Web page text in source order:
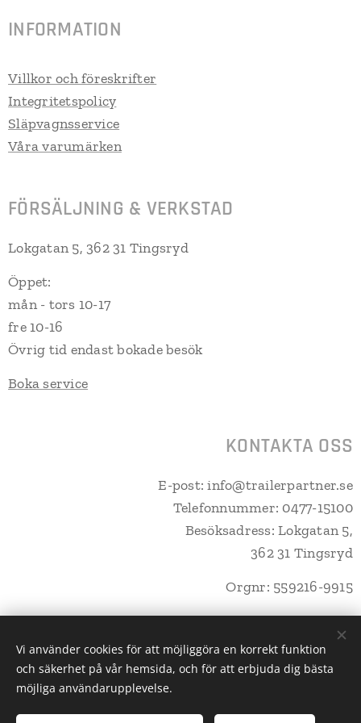
INFORMATION
Villkor och föreskrifter
Integritetspolicy
Släpvagnsservice
Våra varumärken
FÖRSÄLJNING & VERKSTAD
Lokgatan 5, 362 31 Tingsryd
Öppet:
mån - tors 10-17
fre 10-16
Övrig tid endast bokade besök
Boka service
KONTAKTA OSS
E-post: info@trailerpartner.se
Telefonnummer: 0477-15100
Besöksadress: Lokgatan 5,
362 31 Tingsryd
Orgnr: 559216-9915
Trailerpartner Tingsryd AB Cookies
Vi använder cookies för att möjliggöra en korrekt funktion
och säkerhet på vår hemsida, och för att erbjuda dig bästa
möjliga användarupplevelse.